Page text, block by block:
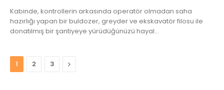
Kabinde, kontrollerin arkasında operatör olmadan saha
hazırlığı yapan bir buldozer, greyder ve ekskavatör filosu ile
donatılmış bir şantiyeye yürüdüğünüzü hayal…
1 2 3 Next